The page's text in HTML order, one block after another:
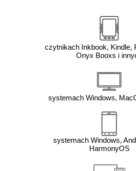
czytnikach Inkbook, Kindle,
Onyx Booxs i
systemach Windows,
systemach Windows,
HarmonyOS